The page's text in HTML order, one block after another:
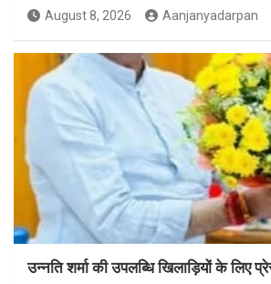
August 8, 2026 Aanjanyadarpan
उन्नति शर्मा की उपलब्धि खिलाड़ियों के लिए